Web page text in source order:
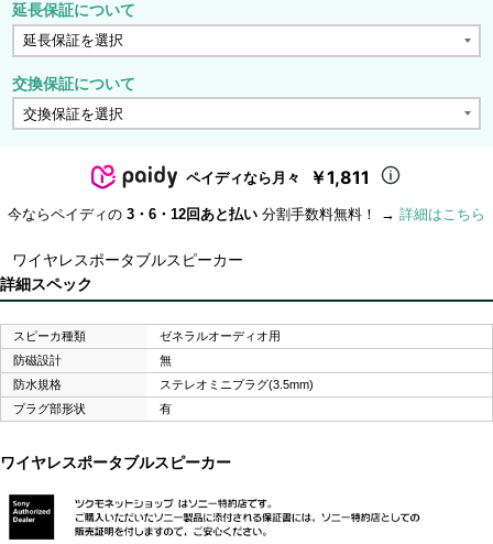
延長保証について
交換保証について
ペイディなら月々 ￥1,811
今ならペイディの 3・6・12回あと払い 分割手数料無料！ → 詳細はこちら
ワイヤレスポータブルスピーカー
詳細スペック
スピーカ種類
ゼネラルオーディオ用
防磁設計
無
防水規格
ステレオミニプラグ(3.5mm)
プラグ部形状
有
ワイヤレスポータブルスピーカー